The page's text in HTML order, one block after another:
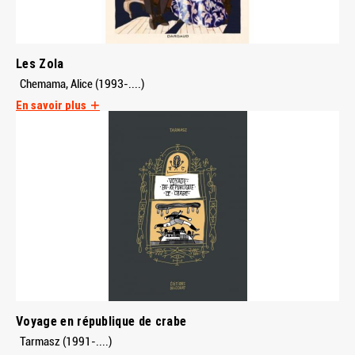
Les Zola
Chemama, Alice (1993-....)
En savoir plus
Voyage en république de crabe
Tarmasz (1991-....)